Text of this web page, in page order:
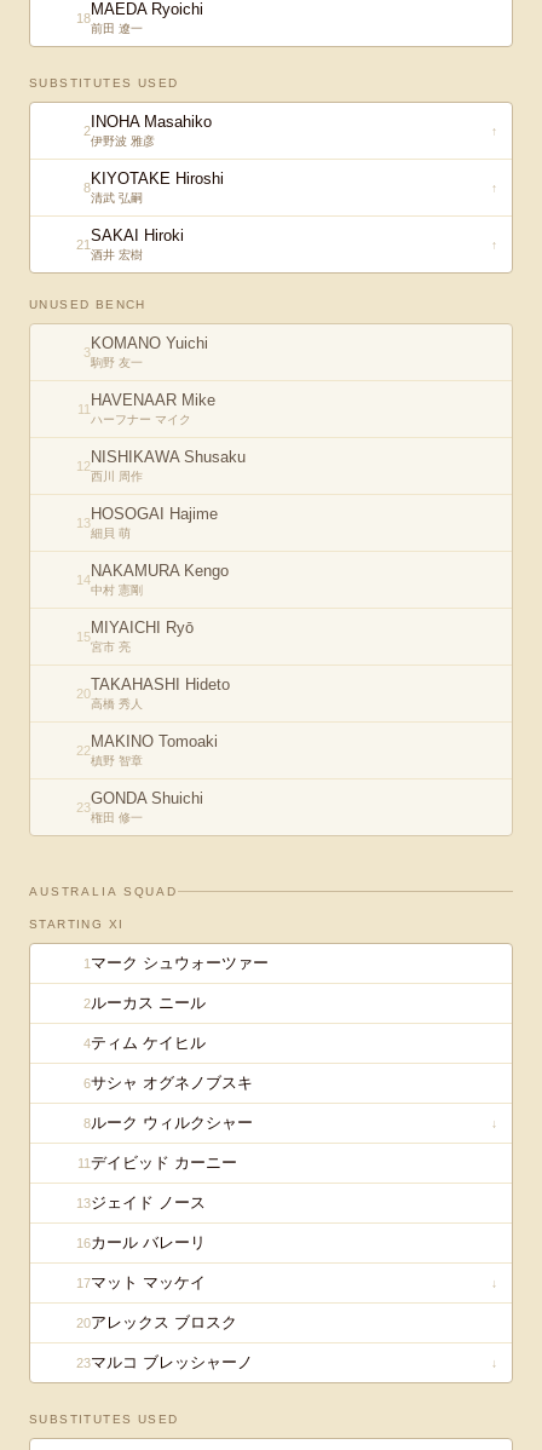
18MAEDA Ryoichi
前田 遼一
SUBSTITUTES USED
2 INOHA Masahiko
伊野波 雅彦
↑
8KIYOTAKE Hiroshi
清武 弘嗣
↑
21SAKAI Hiroki
酒井 宏樹
↑
UNUSED BENCH
3KOMANO Yuichi
駒野 友一
11 HAVENAAR Mike
ハーフナー マイク
12NISHIKAWA Shusaku
西川 周作
13HOSOGAI Hajime
細貝 萌
14NAKAMURA Kengo
中村 憲剛
15MIYAICHI Ryō
宮市 亮
20TAKAHASHI Hideto
高橋 秀人
22MAKINO Tomoaki
槙野 智章
23GONDA Shuichi
権田 修一
AUSTRALIA SQUAD
STARTING XI
1 マーク シュウォーツァー
2ルーカス ニール
4ティム ケイヒル
6サシャ オグネノブスキ
8ルーク ウィルクシャー ↓
11デイビッド カーニー
13ジェイド ノース
16カール バレーリ
17マット マッケイ ↓
20アレックス ブロスク
23マルコ ブレッシャーノ ↓
SUBSTITUTES USED